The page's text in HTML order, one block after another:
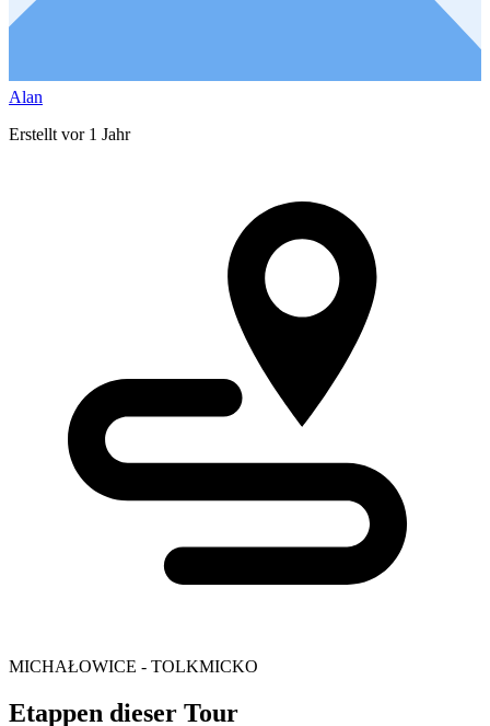
Alan
Erstellt vor 1 Jahr
MICHAŁOWICE - TOLKMICKO
Etappen dieser Tour